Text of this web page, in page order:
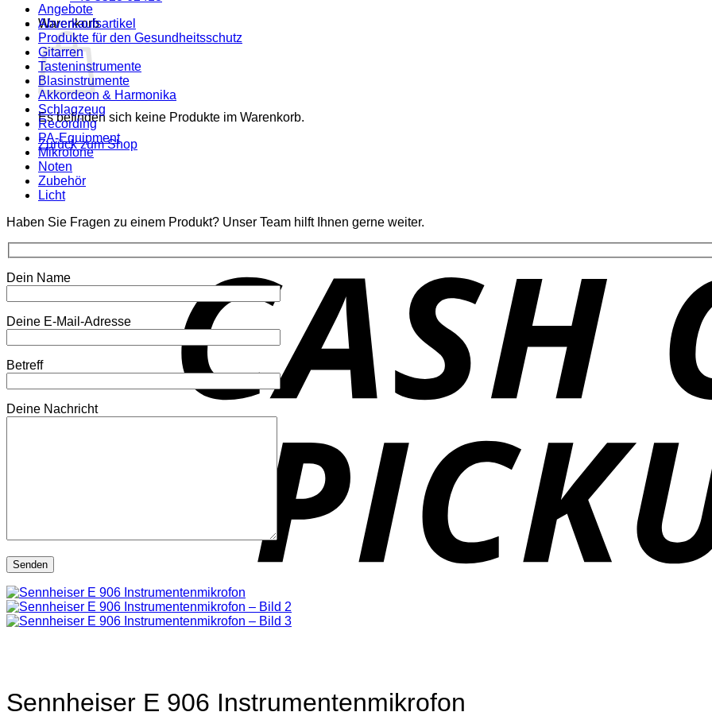
Warenkorb
Es befinden sich keine Produkte im Warenkorb.
Zurück zum Shop
Angebote
Abverkaufsartikel
Produkte für den Gesundheitsschutz
Gitarren
Tasteninstrumente
Blasinstrumente
Akkordeon & Harmonika
Schlagzeug
Recording
PA-Equipment
Mikrofone
Noten
Zubehör
Licht
Haben Sie Fragen zu einem Produkt? Unser Team hilft Ihnen gerne weiter.
Dein Name
Deine E-Mail-Adresse
Betreff
Deine Nachricht
Sennheiser E 906 Instrumentenmikrofon